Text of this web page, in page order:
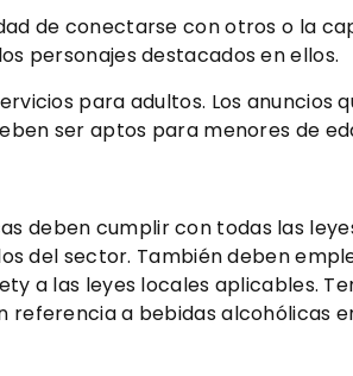
de conectarse con otros o la
personajes destacados en ellos.
para adultos. Los anuncios
ser aptos para menores de
deben cumplir con todas las
del sector. También deben
a las leyes locales aplicables.
a bebidas alcohólicas